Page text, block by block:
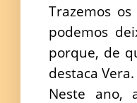
Trazemos
podemos
porque, de
destaca Vera.
Neste ano,